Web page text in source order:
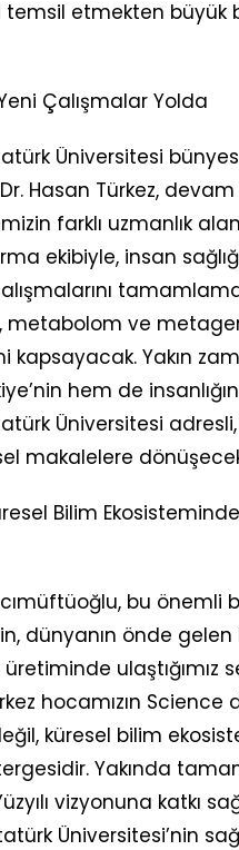
temsil etmekten büyük
Çalışmalar Yolda
Üniversitesi
Hasan Türkez,
farklı uzmanlık
ekibiyle, insan
metabolom ve
kapsayacak. Yakın
hem de insanlığın
Üniversitesi
makalelere
Bilim
bu önemli
dünyanın önde
ulaştığımız
hocamızın Science
küresel bilim
Yakında
vizyonuna katkı
Üniversitesi’nin